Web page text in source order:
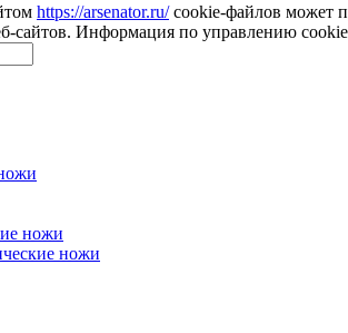
https://arsenator.ru/cookie-файлов может
сайтов. Информация по управлению
ножи
ножи